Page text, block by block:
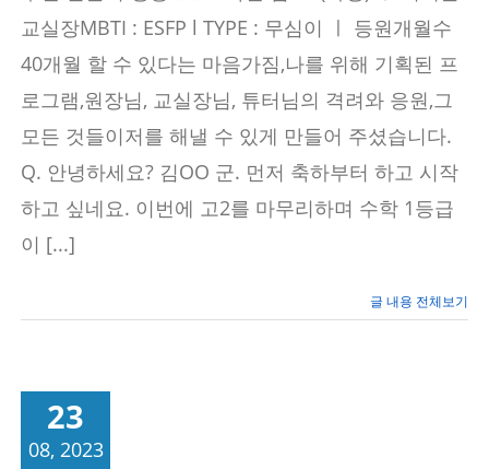
통!
4
급
서
1
등
급
의
수
학
을
–
2
학
년
교실장MBTI : ESFP l TYPE : 무심이 ㅣ 등원개월수
40개월 할 수 있다는 마음가짐,나를 위해 기획된 프
로그램,원장님, 교실장님, 튜터님의 격려와 응원,그
모든 것들이저를 해낼 수 있게 만들어 주셨습니다.
Q. 안녕하세요? 김OO 군. 먼저 축하부터 하고 시작
하고 싶네요. 이번에 고2를 마무리하며 수학 1등급
이 [...]
글 내용 전체보기
23
08, 2023